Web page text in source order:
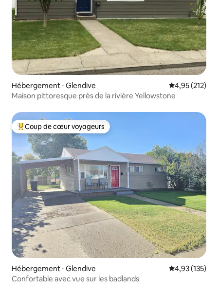
Hébergement ⋅ Glendive Évaluation
4,95 (212)
Maison pittoresque près de la rivière Yellowstone
Coups de cœur voyageurs les plus appréciés
Coup de cœur voyageurs
Hébergement ⋅ Glendive Évaluation
4,93 (135)
Confortable avec vue sur les badlands